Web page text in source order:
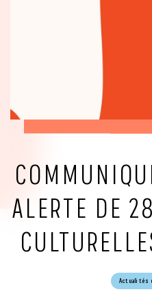
ALERTE DE
Actualités